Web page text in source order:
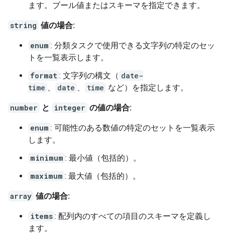
ます。ブール値またはスキーマを指定できます。
string 値の場合:
enum : 分類タスクで使用できる文字列の特定のセッ
トを一覧表示します。
format : 文字列の構文（ date-
time 、 date 、 time など）を指定します。
number と integer の値の場合:
enum : 可能性のある数値の特定のセットを一覧表示
します。
minimum : 最小値（包括的）。
maximum : 最大値（包括的）。
array 値の場合:
items : 配列内のすべての項目のスキーマを定義し
ます。